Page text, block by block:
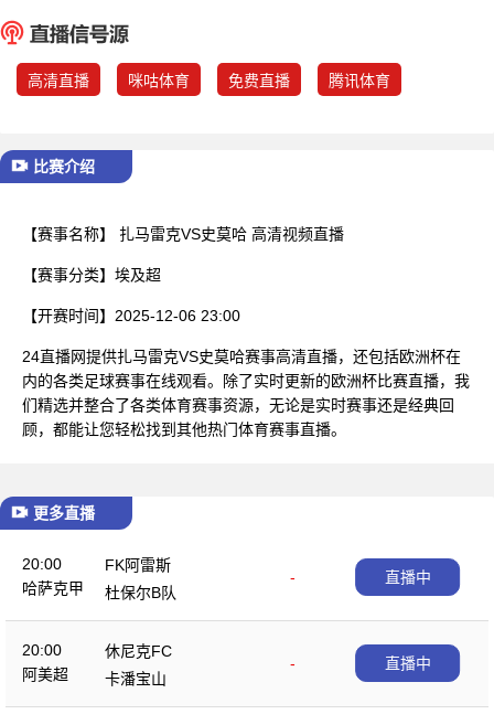
高清直播 咪咕体育 免费直播 腾讯体育
比赛介绍
【赛事名称】 扎马雷克VS史莫哈 高清视频直播
【赛事分类】 埃及超
【开赛时间】 2025-12-06 23:00
24直播网提供扎马雷克VS史莫哈赛事高清直播，还包括欧洲杯在
内的各类足球赛事在线观看。除了实时更新的欧洲杯比赛直播，我
们精选并整合了各类体育赛事资源，无论是实时赛事还是经典回
顾，都能让您轻松找到其他热门体育赛事直播。
更多直播
20:00
哈萨克甲
FK阿雷斯
-
杜保尔B队
直播中
20:00
阿美超
休尼克FC
-
卡潘宝山
直播中